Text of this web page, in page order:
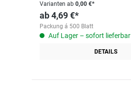
Varianten ab 0,00 €*
ab4,69 €*
Packung á 500 Blatt
Auf Lager – sofort lieferbar
DETAILS